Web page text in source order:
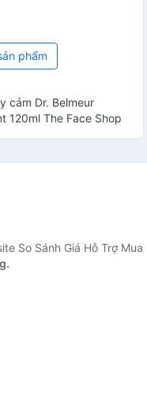
phẩm
cảm Dr. Belmeur
120ml The Face Shop
So Sánh Giá Hỗ Trợ Mua